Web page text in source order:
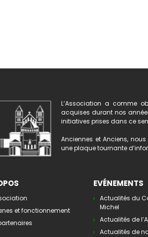
L’Association a comme
acquises durant nos
initiatives prises dans ce
Anciennes et Anciens,
une plaque tournante
et fonctionnement
EVÉNEMENTS
Actualités du
Michel
Actualités de
Actualités de